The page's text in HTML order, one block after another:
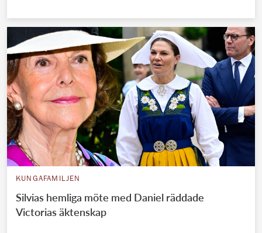
KUNGAFAMILJEN
Silvias hemliga möte med Daniel räddade
Victorias äktenskap